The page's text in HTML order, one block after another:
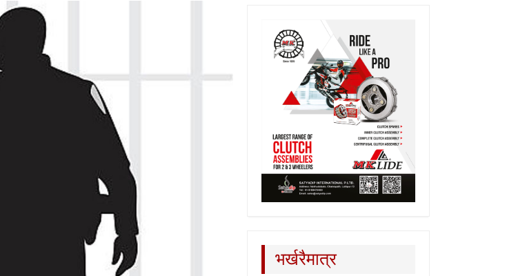
भर्खरैमात्र